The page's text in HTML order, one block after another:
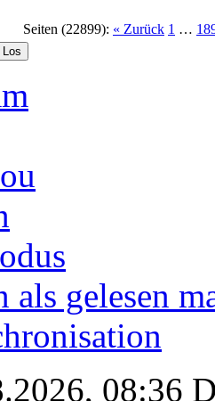
Seiten (22899): « Zurück 1 …
als gelesen
08:36